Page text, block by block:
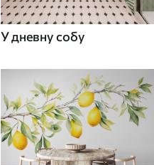
У дневну собу